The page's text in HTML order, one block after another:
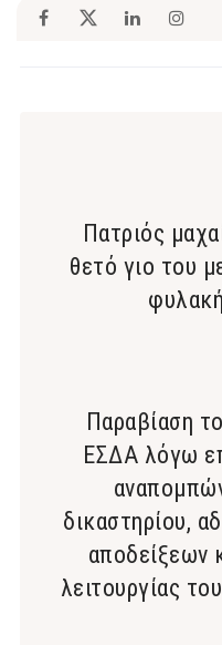
Πατριός
θετό γιο του
Παραβίαση
ΕΣΔΑ λόγω
δικαστηρίου,
αποδείξεων
λειτουργίας